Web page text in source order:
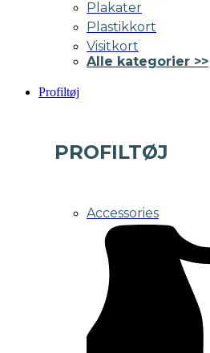
Plakater
Plastikkort
Visitkort
Alle kategorier >>
Profiltøj
PROFILTØJ
Accessories